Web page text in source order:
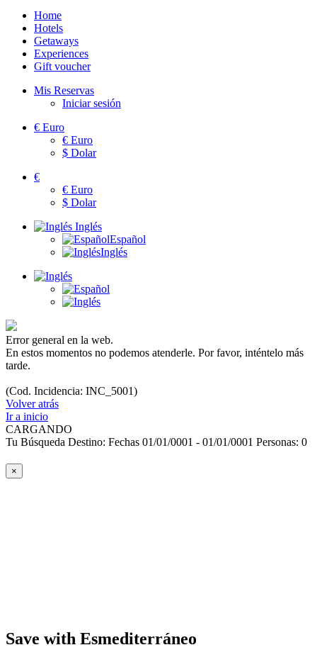
Home
Hotels
Getaways
Experiences
Gift voucher
Mis Reservas
Iniciar sesión
€ Euro
€ Euro
$ Dolar
€
€ Euro
$ Dolar
Inglés
Español
Inglés
Error general en la web.
En estos momentos no podemos atenderle. Por favor, inténtelo más
tarde.
(Cod. Incidencia: INC_5001)
Volver atrás
Ir a inicio
CARGANDO
Tu Búsqueda Destino: Fechas 01/01/0001 - 01/01/0001 Personas: 0
×
Save with Esmediterráneo